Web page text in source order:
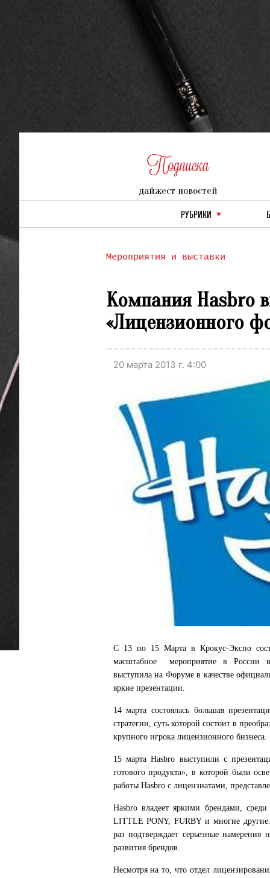
Подписка
дайжест новостей
РУБРИКИ
Мероприятия и выставки
Компания Hasbro
«Лицензионного
20 марта 2013 г. 4:00
С 13 по 15 Марта в Крокус-Экспо
масштабное мероприятие в России
выступила на Форуме в качестве
яркие презентации.
14 марта состоялась большая
стратегии, суть которой состоит в
крупного игрока лицензионного бизнеса.
15 марта Hasbro выступили с
готового продукта», в которой были
работы Hasbro с лицензиатами,
Hasbro владеет яркими брендами,
LITTLE PONY, FURBY и многие
раз подтверждает серьезные
развития брендов.
Несмотря на то, что отдел